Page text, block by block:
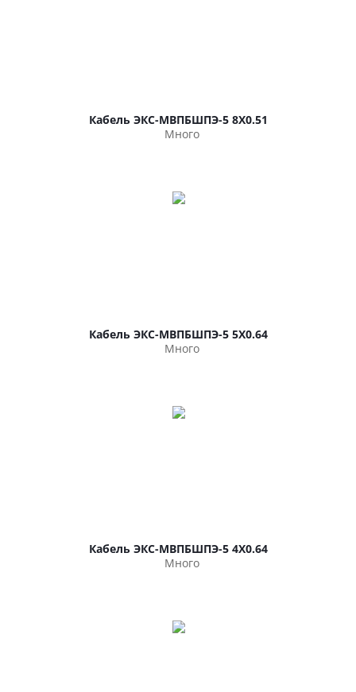
Кабель ЭКС-МВПБШПЭ-5 8Х0.51
Много
Кабель ЭКС-МВПБШПЭ-5 5Х0.64
Много
Кабель ЭКС-МВПБШПЭ-5 4Х0.64
Много